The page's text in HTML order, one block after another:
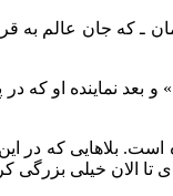
و بعد نماینده او
است. بلاهایی که